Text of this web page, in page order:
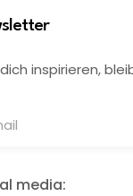
inspirieren,
media: